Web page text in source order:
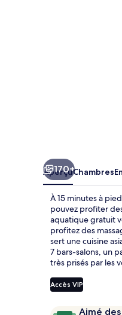
170+
AperçuChambres
À 15 minutes à
pouvez profiter
aquatique gratuit
profitez des
sert une cuisine
7 bars-salons, un
très prisés par les
Accès VIP
Avis Aimé
9,6